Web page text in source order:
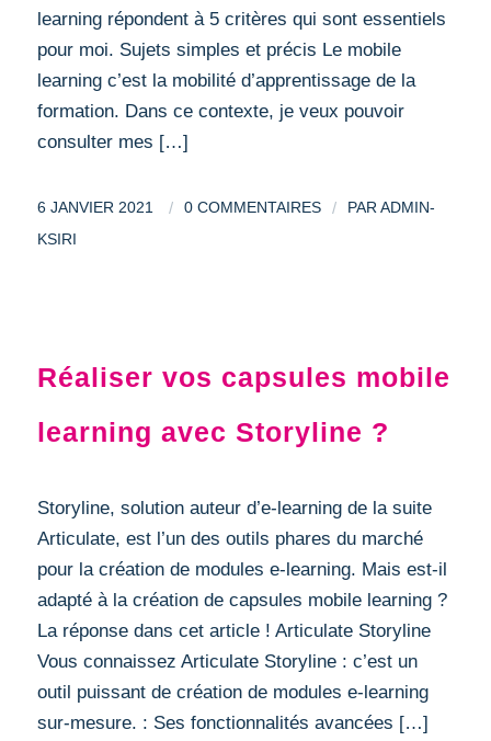
learning répondent à 5 critères qui sont essentiels
pour moi. Sujets simples et précis Le mobile
learning c’est la mobilité d’apprentissage de la
formation. Dans ce contexte, je veux pouvoir
consulter mes […]
6 JANVIER 2021 / 0 COMMENTAIRES / PAR ADMIN-
KSIRI
Réaliser vos capsules mobile
learning avec Storyline ?
Storyline, solution auteur d’e-learning de la suite
Articulate, est l’un des outils phares du marché
pour la création de modules e-learning. Mais est-il
adapté à la création de capsules mobile learning ?
La réponse dans cet article ! Articulate Storyline
Vous connaissez Articulate Storyline : c’est un
outil puissant de création de modules e-learning
sur-mesure. : Ses fonctionnalités avancées […]